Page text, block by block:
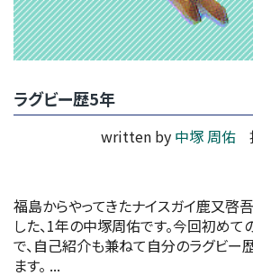
ラグビー歴5年
written by 中塚 周佑
福島からやってきたナイスガイ鹿又啓
した、1年の中塚周佑です。今回初めて
で、自己紹介も兼ねて自分のラグビー
ます。 ...